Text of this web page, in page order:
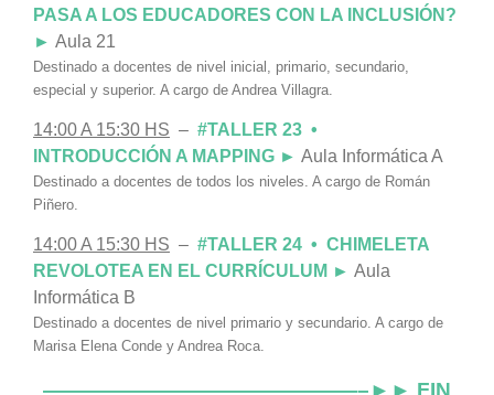
PASA A LOS EDUCADORES CON LA INCLUSIÓN?
► Aula 21
Destinado a docentes de nivel inicial, primario, secundario,
especial y superior. A cargo de Andrea Villagra.
14:00 A 15:30 HS – #TALLER 23 •
INTRODUCCIÓN A MAPPING ► Aula Informática A
Destinado a docentes de todos los niveles. A cargo de Román
Piñero.
14:00 A 15:30 HS – #TALLER 24 • CHIMELETA
REVOLOTEA EN EL CURRÍCULUM ► Aula
Informática B
Destinado a docentes de nivel primario y secundario. A cargo de
Marisa Elena Conde y Andrea Roca.
———————————————–►► FIN